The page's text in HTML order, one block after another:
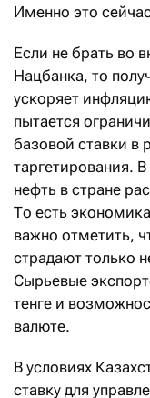
Именно это
Если не брать во
Нацбанка, то
ускоряет
пытается
базовой ставки в
таргетирования.
нефть в стране
То есть
важно отметить,
страдают только
Сырьевые
тенге и
валюте.
В условиях
ставку для